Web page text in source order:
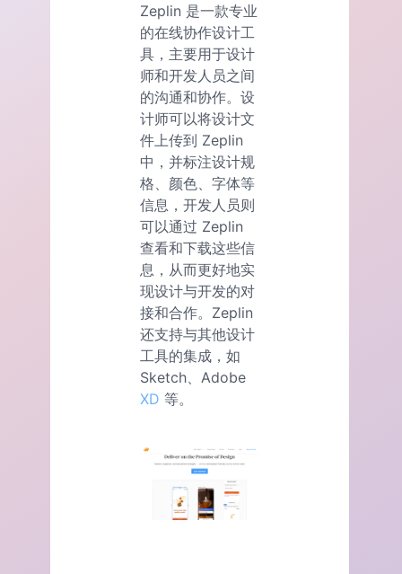
Zeplin 是一款专业
的在线协作设计工
具，主要用于设计
师和开发人员之间
的沟通和协作。设
计师可以将设计文
件上传到 Zeplin
中，并标注设计规
格、颜色、字体等
信息，开发人员则
可以通过 Zeplin
查看和下载这些信
息，从而更好地实
现设计与开发的对
接和合作。Zeplin
还支持与其他设计
工具的集成，如
Sketch、Adobe
XD 等。